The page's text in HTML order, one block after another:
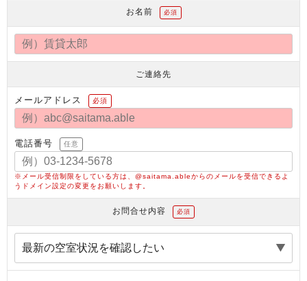
お名前 必須
ご連絡先
メールアドレス 必須
電話番号 任意
※メール受信制限をしている方は、@saitama.ableからのメールを受信できるよ
うドメイン設定の変更をお願いします。
お問合せ内容 必須